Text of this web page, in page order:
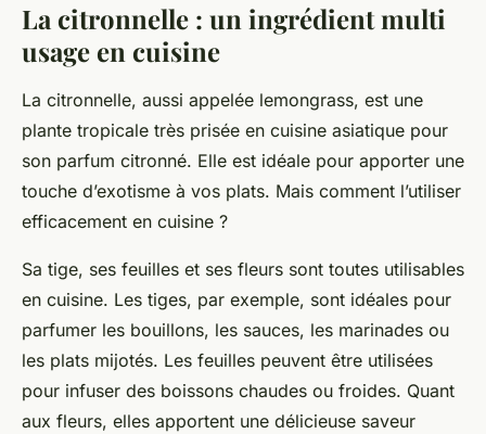
La citronnelle : un ingrédient multi
usage en cuisine
La citronnelle, aussi appelée lemongrass, est une
plante tropicale très prisée en cuisine asiatique pour
son parfum citronné. Elle est idéale pour apporter une
touche d’exotisme à vos plats. Mais comment l’utiliser
efficacement en cuisine ?
Sa tige, ses feuilles et ses fleurs sont toutes utilisables
en cuisine. Les tiges, par exemple, sont idéales pour
parfumer les bouillons, les sauces, les marinades ou
les plats mijotés. Les feuilles peuvent être utilisées
pour infuser des boissons chaudes ou froides. Quant
aux fleurs, elles apportent une délicieuse saveur